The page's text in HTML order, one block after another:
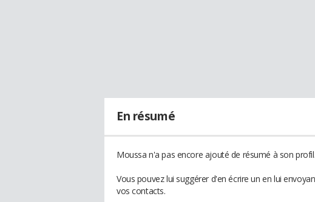
En résumé
Moussa n'a pas encore ajouté de résumé à son profil.
Vous pouvez lui suggérer d'en écrire un en lui
vos contacts.